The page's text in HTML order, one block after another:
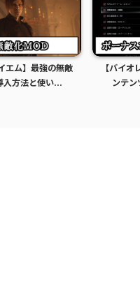
エム】最強の無敵
入方法と使い...
【バイ
ンテ